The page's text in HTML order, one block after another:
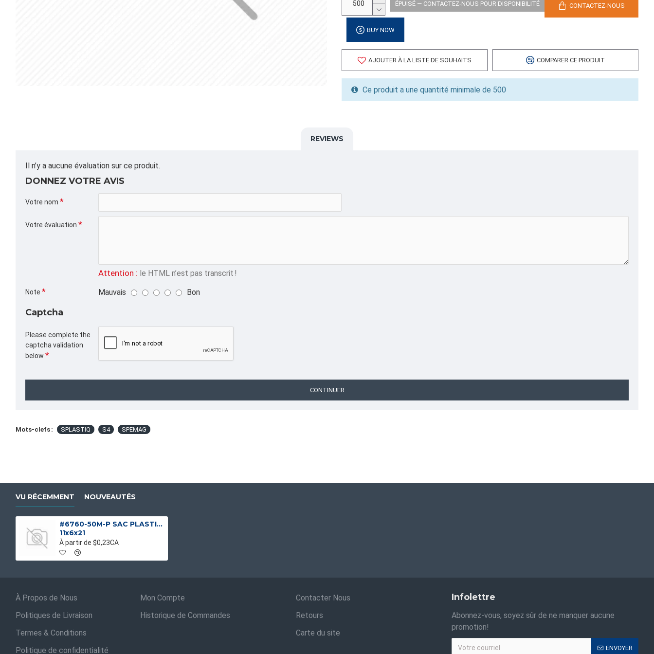
Poids: 21.32
Volume cubique: 0.66 pieds cubes
FORMAT DE PALETTE
Quantité par palette: 0.00
Dimension/pallet: 0
ALPHA
SPLASTIQ,S4,SPEMAG
ÉPUISÉ — CONTACTEZ-NOUS POUR DISPONIBILITÉ CONTACTEZ-NOUS
BUY NOW
AJOUTER À LA LISTE DE SOUHAITS COMPARER CE PRODUIT
Ce produit a une quantité minimale de 500
REVIEWS
Il n’y a aucune évaluation sur ce produit.
DONNEZ VOTRE AVIS
Votre nom
Votre évaluation
Attention : le HTML n’est pas transcrit !
Note Mauvais Bon
Captcha
Please complete the
captcha validation
below
CONTINUER
Mots-clefs : SPLASTIQ S4 SPEMAG
VU RÉCEMMENT NOUVEAUTÉS
#6760-50M-P SAC PLASTIQUE BRETELLE S4 UNI (EN BOITE), BLANCHE
11x6x21
À partir de $0,23CA
À Propos de Nous
Politiques de Livraison
Termes & Conditions
Politique de confidentialité
Mon Compte
Historique de Commandes
Contacter Nous
Retours
Carte du site
Infolettre
Abonnez-vous, soyez sûr de ne manquer aucune
promotion!
ENVOYER